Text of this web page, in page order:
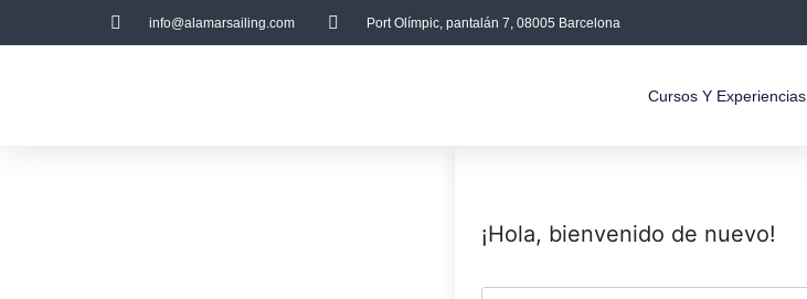
info@alamarsailing.com Port Olímpic, pantalán 7, 08005 Barcelona
Cursos Y Experiencias
¡Hola, bienvenido de nuevo!